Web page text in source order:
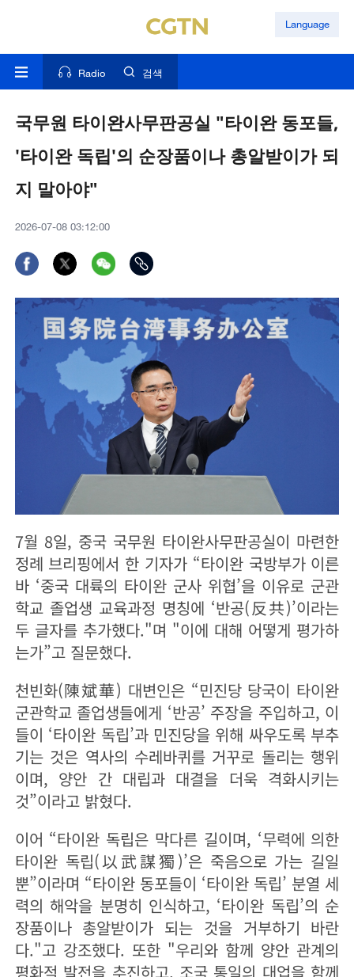
Language
Radio 검색
국무원 타이완사무판공실 "타이완 동포들,
'타이완 독립'의 순장품이나 총알받이가 되
지 말아야"
2026-07-08 03:12:00
7월 8일, 중국 국무원 타이완사무판공실이 마련한
정례 브리핑에서 한 기자가 “타이완 국방부가 이른
바 ‘중국 대륙의 타이완 군사 위협’을 이유로 군관
학교 졸업생 교육과정 명칭에 ‘반공(反共)’이라는
두 글자를 추가했다."며 "이에 대해 어떻게 평가하
는가”고 질문했다.
천빈화(陳斌華) 대변인은 “민진당 당국이 타이완
군관학교 졸업생들에게 ‘반공’ 주장을 주입하고, 이
들이 ‘타이완 독립’과 민진당을 위해 싸우도록 부추
기는 것은 역사의 수레바퀴를 거꾸로 돌리는 행위
이며, 양안 간 대립과 대결을 더욱 격화시키는
것”이라고 밝혔다.
이어 “타이완 독립은 막다른 길이며, ‘무력에 의한
타이완 독립(以武謀獨)’은 죽음으로 가는 길일
뿐”이라며 “타이완 동포들이 ‘타이완 독립’ 분열 세
력의 해악을 분명히 인식하고, ‘타이완 독립’의 순
장품이나 총알받이가 되는 것을 거부하기 바란
다."고 강조했다. 또한 "우리와 함께 양안 관계의
평화적 발전을 추진하고, 조국 통일의 대업을 함께